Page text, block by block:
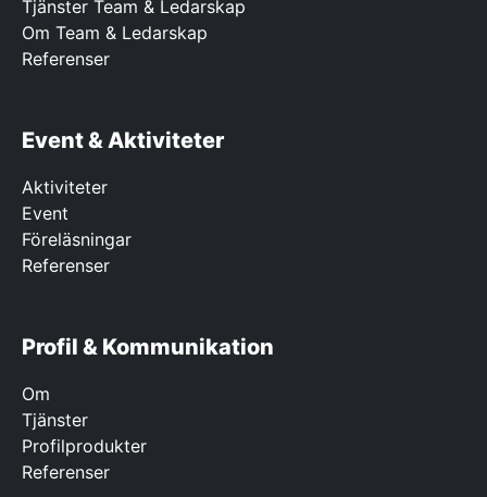
Tjänster Team & Ledarskap
Om Team & Ledarskap
Referenser
Event & Aktiviteter
Aktiviteter
Event
Föreläsningar
Referenser
Profil & Kommunikation
Om
Tjänster
Profilprodukter
Referenser